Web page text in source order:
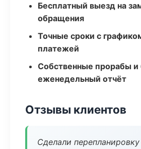
Бесплатный выезд на
обращения
Точные сроки с
платежей
Собственные прорабы и
еженедельный отчёт
Отзывы клиентов
Сделали